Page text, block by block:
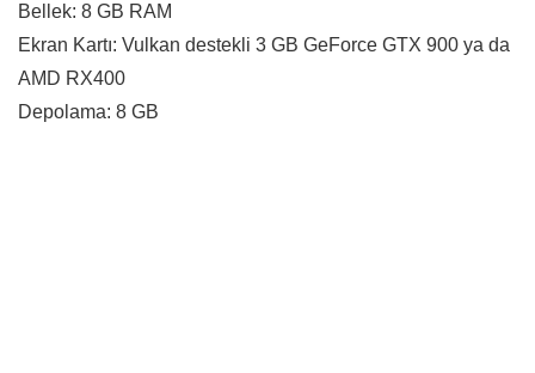
Bellek: 8 GB RAM
Ekran Kartı: Vulkan destekli 3 GB GeForce GTX 900 ya da
AMD RX400
Depolama: 8 GB